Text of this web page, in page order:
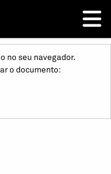
no seu navegador.
o documento: